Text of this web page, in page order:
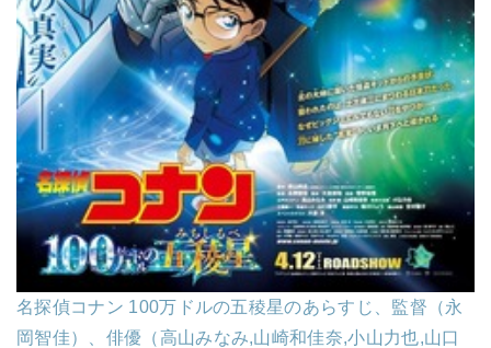
名探偵コナン 100万ドルの五稜星のあらすじ、監督（永
岡智佳）、俳優（高山みなみ,山崎和佳奈,小山力也,山口